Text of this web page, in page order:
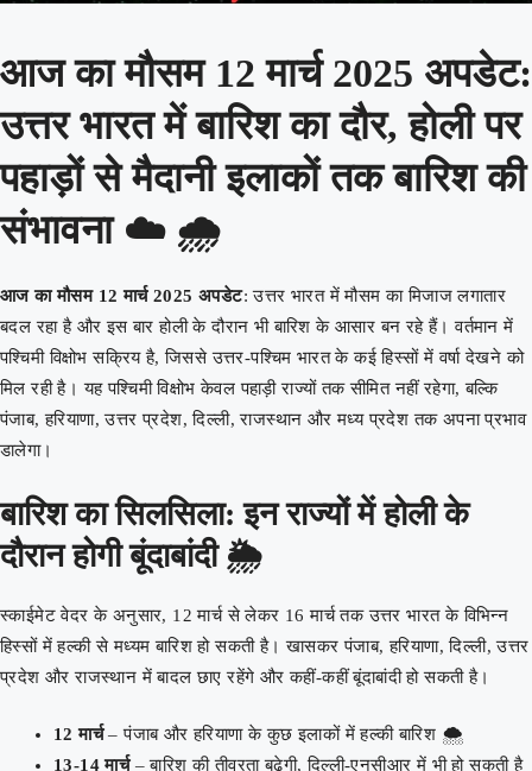
आज का मौसम 12 मार्च 2025 अपडेट:
उत्तर भारत में बारिश का दौर, होली पर
पहाड़ों से मैदानी इलाकों तक बारिश की
संभावना ☁️ 🌧️
आज का मौसम 12 मार्च 2025 अपडेट: उत्तर भारत में मौसम का मिजाज लगातार
बदल रहा है और इस बार होली के दौरान भी बारिश के आसार बन रहे हैं। वर्तमान में
पश्चिमी विक्षोभ सक्रिय है, जिससे उत्तर-पश्चिम भारत के कई हिस्सों में वर्षा देखने को
मिल रही है। यह पश्चिमी विक्षोभ केवल पहाड़ी राज्यों तक सीमित नहीं रहेगा, बल्कि
पंजाब, हरियाणा, उत्तर प्रदेश, दिल्ली, राजस्थान और मध्य प्रदेश तक अपना प्रभाव
डालेगा।
बारिश का सिलसिला: इन राज्यों में होली के
दौरान होगी बूंदाबांदी 🌦️
स्काईमेट वेदर के अनुसार, 12 मार्च से लेकर 16 मार्च तक उत्तर भारत के विभिन्न
हिस्सों में हल्की से मध्यम बारिश हो सकती है। खासकर पंजाब, हरियाणा, दिल्ली, उत्तर
प्रदेश और राजस्थान में बादल छाए रहेंगे और कहीं-कहीं बूंदाबांदी हो सकती है।
12 मार्च– पंजाब और हरियाणा के कुछ इलाकों में हल्की बारिश 🌨️
13-14 मार्च– बारिश की तीव्रता बढ़ेगी, दिल्ली-एनसीआर में भी हो सकती है